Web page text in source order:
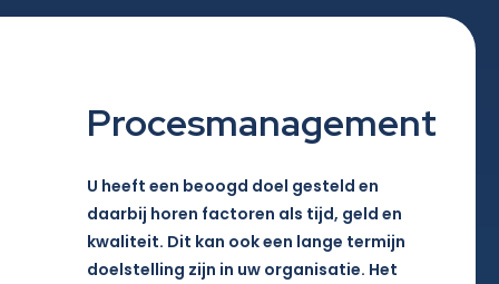
Procesmanagement
U heeft een beoogd doel gesteld en
daarbij horen factoren als tijd, geld en
kwaliteit. Dit kan ook een lange termijn
doelstelling zijn in uw organisatie. Het